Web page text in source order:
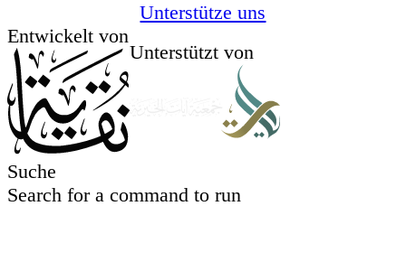
Unterstütze uns
Entwickelt von
Unterstützt von
Suche
Search for a command to run